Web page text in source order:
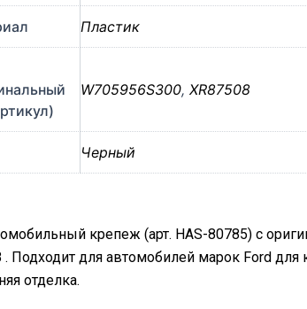
Пластик
W705956S300, XR87508
Черный
крепеж (арт. HAS-80785) с
. Подходит для автомобилей марок Ford
отделка.